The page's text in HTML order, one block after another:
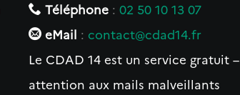
Téléphone: 02 50 10 13 07
eMail : contact@cdad14.fr
Le CDAD 14 est un service gratuit –
attention aux mails malveillants